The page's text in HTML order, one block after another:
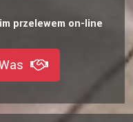
przelewem on-line